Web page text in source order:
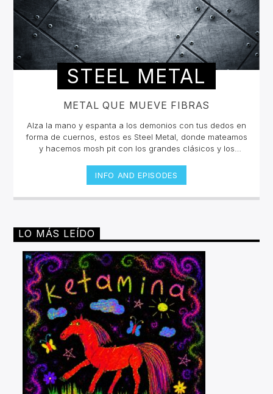
STEEL METAL
METAL QUE MUEVE FIBRAS
Alza la mano y espanta a los demonios con tus dedos en
forma de cuernos, estos es Steel Metal, donde mateamos
y hacemos mosh pit con los grandes clásicos y los
Symphonic Metal, Doom, Stoner, Nu Metal, Glam metal,
Speed Metal, Black Metal, Metal Progresivo ¡y más
ruido!Miércoles 6pm a 8 pm | Domingo 10 am a 12 pm por
INFO AND EPISODES
LO MÁS LEÍDO